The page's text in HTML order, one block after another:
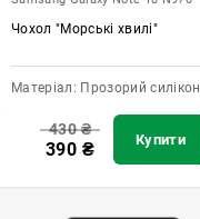
Чохол "Морські хвилі"
Матеріал: Прозорий силікон
430₴
390 ₴ Купити